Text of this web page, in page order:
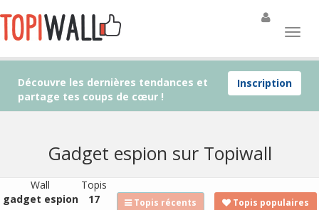
Inscription
Découvre les dernières tendances et
partage tes coups de cœur !
Gadget espion sur Topiwall
Wall
gadget espion
Topis
17
Topis récents Topis populaires